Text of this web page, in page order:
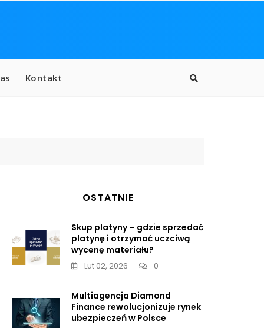
Kontakt
OSTATNIE
Skup platyny – gdzie sprzedać
platynę i otrzymać uczciwą
wycenę materiału?
Lut 02, 2026 0
Multiagencja Diamond
Finance rewolucjonizuje rynek
ubezpieczeń w Polsce